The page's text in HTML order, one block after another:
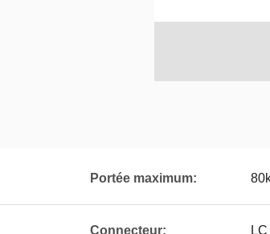
Portée maximum:
Connecteur: LC